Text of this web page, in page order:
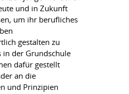
und in Zukunft
um ihr berufliches
gestalten zu
in der Grundschule
dafür gestellt
an die
und Prinzipien